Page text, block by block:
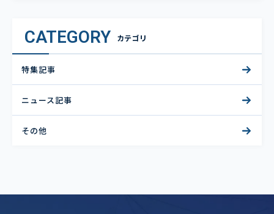
CATEGORY カテゴリ
特集記事
ニュース記事
その他